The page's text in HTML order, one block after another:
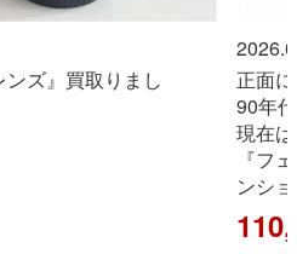
ズ』買取りまし
正面
90年
現在
『フ
ンシ